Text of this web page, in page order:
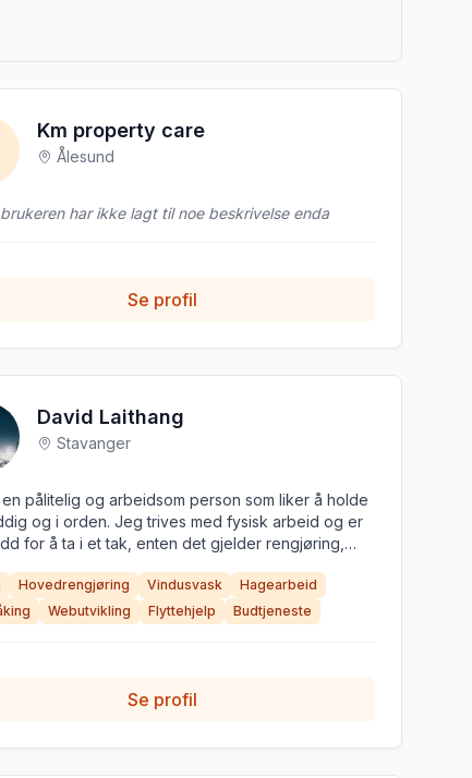
Km property care
Ålesund
har ikke lagt til noe beskrivelse enda
Se profil
David Laithang
Stavanger
pålitelig og arbeidsom person som liker å holde
og i orden. Jeg trives med fysisk arbeid og er
for å ta i et tak, enten det gjelder rengjøring,
detaljer og møter alltid opp til avtalt tid. Jeg er
og kan tilpasse meg ulike oppgaver etter behov.
Hovedrengjøring Vindusvask
Hagearbeid
Webutvikling Flyttehjelp Budtjeneste
Se profil